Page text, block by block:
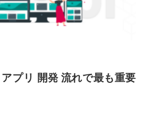
プリ 開発 流れで最も重要